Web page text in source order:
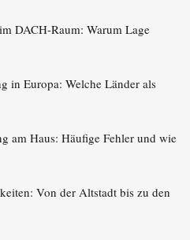
DACH-Raum: Warum Lage
in Europa: Welche Länder als
am Haus: Häufige Fehler und wie
Von der Altstadt bis zu den